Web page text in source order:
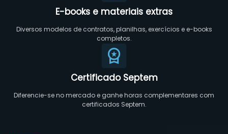
E-books e materiais extras
Diversos modelos de contratos, planilhas, exercícios e e-books
completos.
Certificado Septem
Diferencie-se no mercado e ganhe horas complementares com
certificados Septem.